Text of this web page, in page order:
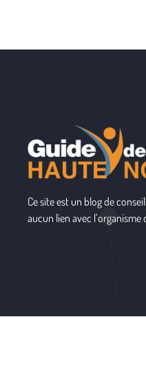
Ce site est un blog de
aucun lien avec